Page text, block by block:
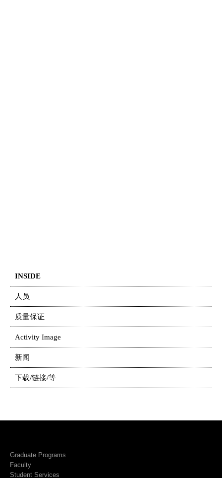
INSIDE
人员
质量保证
Activity Image
新闻
下载/链接/等
Graduate Programs
Faculty
Student Services